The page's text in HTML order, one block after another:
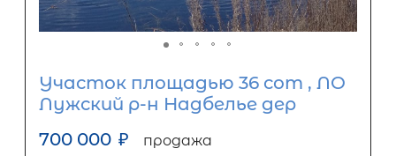
Участок площадью 36 сот , ЛО
Лужский р-н Надбелье дер
700 000 ₽ продажа